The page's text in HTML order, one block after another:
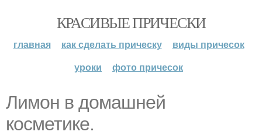
КРАСИВЫЕ ПРИЧЕСКИ
главная как сделать прическу
виды причесок
уроки
фото причесок
Лимон в домашней
косметике.